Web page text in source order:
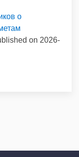
о
on 2026-